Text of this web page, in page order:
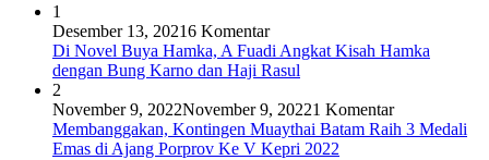
1
Desember 13, 20216 Komentar
Di Novel Buya Hamka, A Fuadi Angkat Kisah Hamka
dengan Bung Karno dan Haji Rasul
2
November 9, 2022November 9, 20221 Komentar
Membanggakan, Kontingen Muaythai Batam Raih 3 Medali
Emas di Ajang Porprov Ke V Kepri 2022